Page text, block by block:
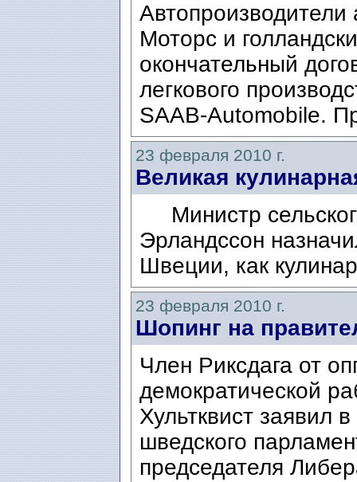
Моторс и
окончательный
легкового
SAAB-Automobile.
23 февраля 2010 г.
Великая
Министр
Эрландссон
Швеции, как
23 февраля 2010 г.
Шопинг на
Член Риксдага от
демократической
Хультквист заявил
шведского
председателя